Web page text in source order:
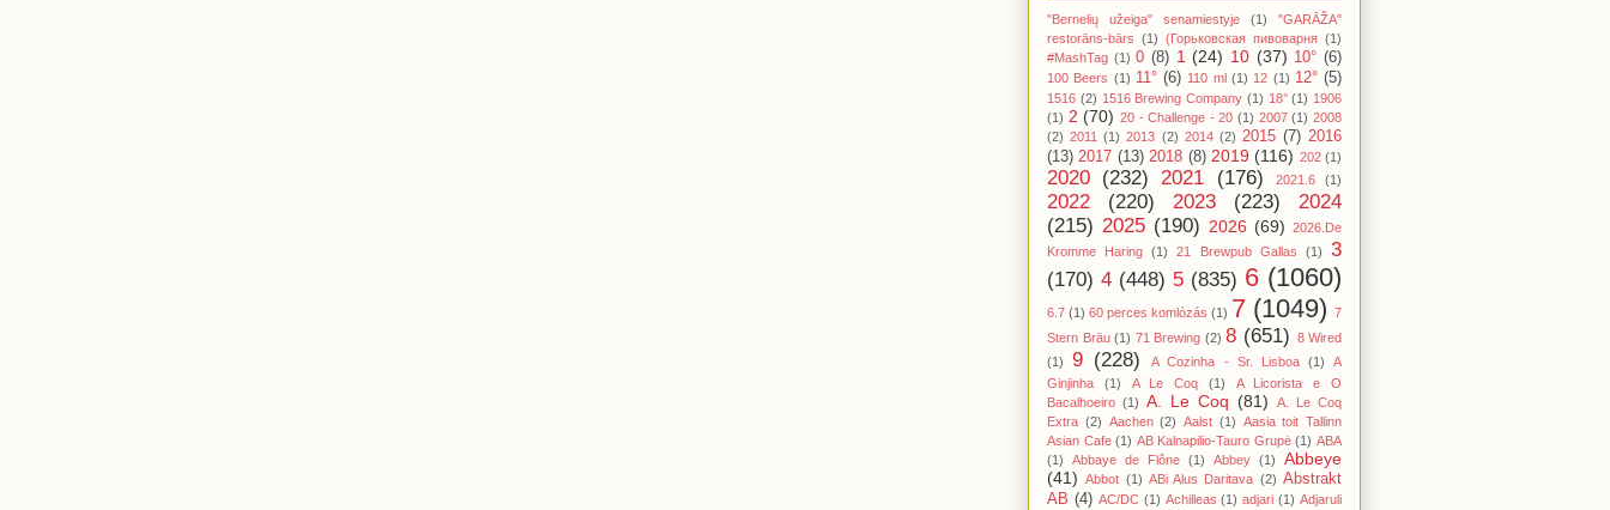
"Bernelių užeiga" senamiestyje (1)
"GARĀŽA"
restorāns-bārs (1) (Горьковская пивоварня (1)
#MashTag (1) 0 (8) 1 (24) 10 (37) 10° (6)
100 Beers (1) 11° (6) 110 ml (1) 12 (1) 12° (5)
1516 (2) 1516 Brewing Company (1) 18° (1) 1906
(1) 2 (70) 20 - Challenge - 20 (1) 2007 (1) 2008
(2) 2011 (1) 2013 (2) 2014 (2) 2015 (7) 2016
(13) 2017 (13) 2018 (8) 2019 (116) 202 (1)
2020 (232) 2021 (176) 2021.6 (1)
2022 (220) 2023 (223)
2024
(215) 2025 (190) 2026 (69) 2026.De
Kromme Haring
(1) 21 Brewpub Gallas (1)
3
(170) 4 (448) 5 (835) 6 (1060)
6.7 (1) 60 perces komlózás (1) 7 (1049) 7
Stern Bräu (1) 71 Brewing (2) 8 (651) 8 Wired
(1)
9 (228) A Cozinha - Sr. Lisboa (1)
A
Ginjinha
(1) A Le Coq (1)
A Licorista e O
Bacalhoeiro (1) A. Le Coq (81)
A. Le Coq
Extra (2) Aachen (2) Aalst (1) Aasia toit Tallinn
Asian Cafe (1) AB Kalnapilio-Tauro Grupė (1) ABA
(1)
Abbaye de Flône (1) Abbey (1)
Abbeye
(41)
Abbot (1) ABi Alus Daritava (2) Abstrakt
AB (4) AC/DC (1) Achilleas (1) adjari (1) Adjaruli